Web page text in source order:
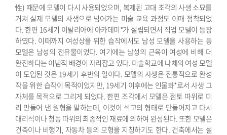
性) 때문에 모델이 다시 사용되었으며, 복제된 고대 조각의 사생 소묘를
거쳐 실제 모델의 사생으로 넘어가는 미술 교육 과정도 이때 정착되었
다.한편 16세기 이탈리아에 아카데미*가 설립되면서 직업 모델이 등장
하였다. 이때까지 여성상을 위한 습작에서도 남성 모델을 사용하는 등
모델은 남성의 전유물이었다. 여기에는 남성의 근육이 여성에 비해 더
완전하다는 이념적 배경이 자리잡고 있다. 미술학교에 나체의 여성 모델
이 도입된 것은 19세기 후반의 일이다. 모델의 사생은 전통적으로 완성
작을 위한 습작이 목적이었지만, 19세기 이후에는 인물화*로서 사생 그
자체를 목적으로 그리게 되었다. 한편 조각에서 모델은 점토 따위로 미
리 만들어 낸 원형을 말하는데, 이것이 석고의 형태로 만들어지고 다시
대리석이나 청동 따위의 최종적인 재료에 의하여 완성된다. 또한 모델은
건축이나 비행기, 자동차 등의 모형을 지칭하기도 한다. 건축에서는 설